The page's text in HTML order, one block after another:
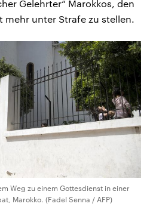
Gelehrter“ Marokkos, den
mehr unter Strafe zu stellen.
Weg zu einem Gottesdienst in einer
Marokko. (Fadel Senna / AFP)